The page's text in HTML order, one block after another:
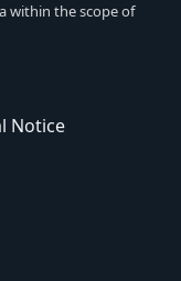
within the scope of
Notice